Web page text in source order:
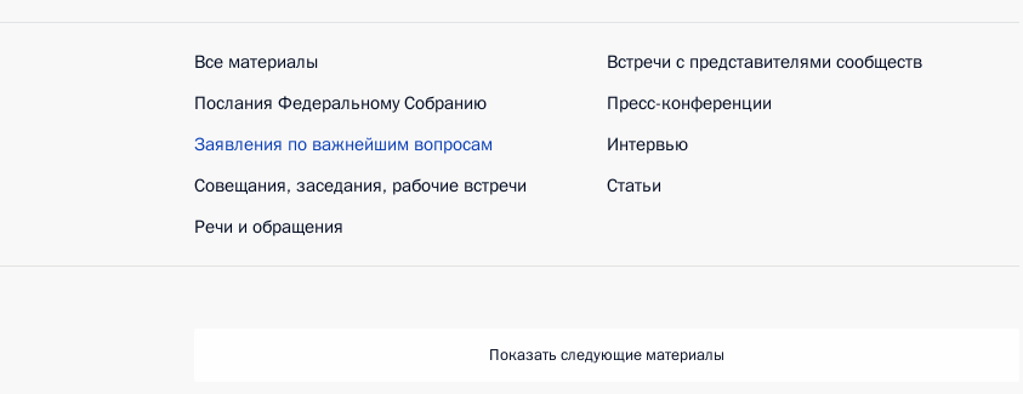
Все материалы
Послания Федеральному Собранию
Заявления по важнейшим вопросам
Совещания, заседания, рабочие встречи
Речи и обращения
Встречи с представителями сообществ
Пресс-конференции
Интервью
Статьи
Показать следующие материалы